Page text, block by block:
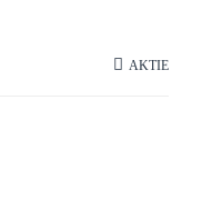
AKTIE